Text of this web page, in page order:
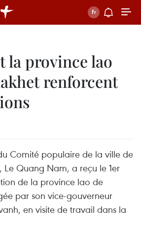
la province lao
renforcent
Comité populaire de la ville de
Le Quang Nam, a reçu le 1er
de la province lao de
par son vice-gouverneur
en visite de travail dans la